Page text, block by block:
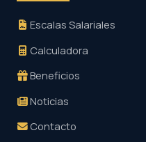
Escalas Salariales
Calculadora
Beneficios
Noticias
Contacto